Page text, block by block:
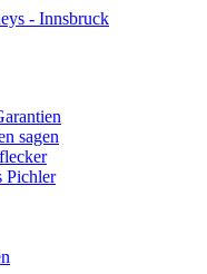
sagen
Pichler